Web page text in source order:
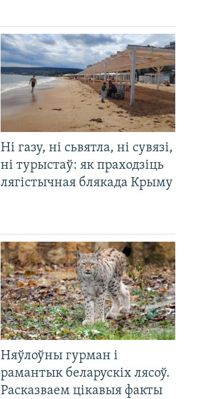
Ні газу, ні сьвятла, ні сувязі,
ні турыстаў: як праходзіць
лягістычная блякада Крыму
Няўлоўны гурман і
рамантык беларускіх лясоў.
Расказваем цікавыя факты